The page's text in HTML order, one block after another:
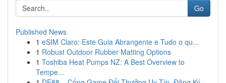
Go
Published News
1 eSIM Claro: Este Guia Abrangente e Tudo o qu...
1 Robust Outdoor Rubber Matting Options
1 Toshiba Heat Pumps NZ: A Best Overview to
Tempe...